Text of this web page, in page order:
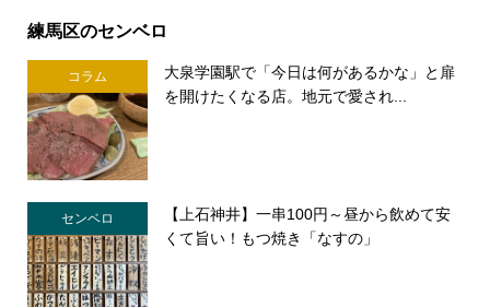
練馬区のセンベロ
コラム
大泉学園駅で「今日は何があるかな」と扉
を開けたくなる店。地元で愛され...
センベロ
【上石神井】一串100円～昼から飲めて安
くて旨い！もつ焼き「なすの」